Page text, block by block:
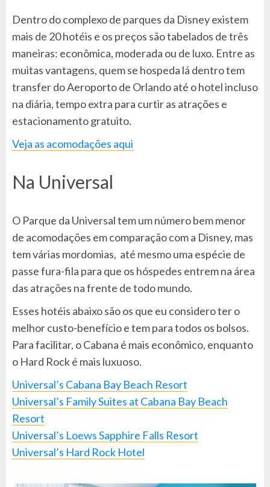
Dentro do complexo de parques da Disney existem
mais de 20 hotéis e os preços são tabelados de três
maneiras: econômica, moderada ou de luxo. Entre as
muitas vantagens, quem se hospeda lá dentro tem
transfer do Aeroporto de Orlando até o hotel incluso
na diária, tempo extra para curtir as atrações e
estacionamento gratuito.
Veja as acomodações aqui
Na Universal
O Parque da Universal tem um número bem menor
de acomodações em comparação com a Disney, mas
tem várias mordomias, até mesmo uma espécie de
passe fura-fila para que os hóspedes entrem na área
das atrações na frente de todo mundo.
Esses hotéis abaixo são os que eu considero ter o
melhor custo-benefício e tem para todos os bolsos.
Para facilitar, o Cabana é mais econômico, enquanto
o Hard Rock é mais luxuoso.
Universal’s Cabana Bay Beach Resort
Universal’s Family Suites at Cabana Bay Beach
Resort
Universal’s Loews Sapphire Falls Resort
Universal’s Hard Rock Hotel